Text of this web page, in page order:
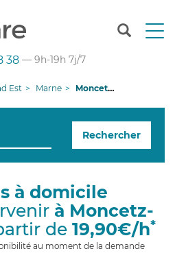
T
n
g
o
38 — 9h-19h 7j/7
Est Marne Moncetz-Longevas
Rechercher
à domicile
à Moncetz-
de 19,90€/h*
au moment de la demande